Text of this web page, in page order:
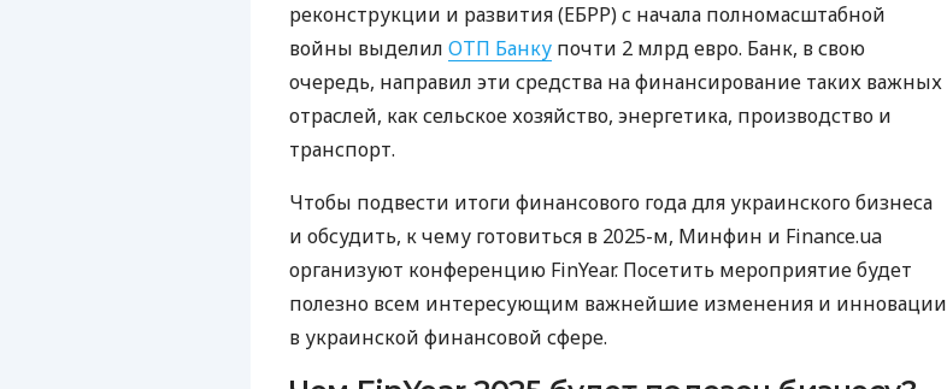
реконструкции и развития (ЕБРР) с начала полномасштабной
войны выделил ОТП Банку почти 2 млрд евро. Банк, в свою
очередь, направил эти средства на финансирование таких важных
отраслей, как сельское хозяйство, энергетика, производство и
транспорт.
Чтобы подвести итоги финансового года для украинского бизнеса
и обсудить, к чему готовиться в 2025-м, Минфин и Finance.ua
организуют конференцию FinYear. Посетить мероприятие будет
полезно всем интересующим важнейшие изменения и инновации
в украинской финансовой сфере.